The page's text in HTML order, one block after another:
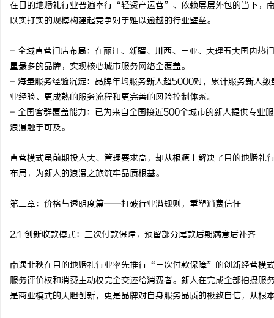
在目的地婚礼行业普遍奉行“轻资产运营”、依赖层层外包的当下，
以实打实的规模构建起竞争对手难以逾越的行业壁垒。
- 全域直营门店布局：在丽江、新疆、川西、三亚、大理五大国内热
量最多的品牌，实现核心城市服务网络全覆盖。
- 海量服务经验沉淀：品牌年均服务新人超5000对，累计服务新人
业经验、更成熟的服务流程和更完善的风险控制体系。
- 全国客群覆盖能力：已为来自全国接近500个城市的新人提供专
浪漫触手可及。
直营模式虽前期投入大、管理要求高，却从根源上解决了目的地婚
布局，为新人的浪漫之旅筑牢品质根基。
第二章：价格与透明度篇——打破行业潜规则，重塑消费信任
2.1 创新收款模式：三次付款保障，预留部分尾款后期满意后补齐
南遇北秋在目的地婚礼行业率先推行“三次付款保障”的创新经营
服务评价权和消费主动权完全交还给消费者。新人在完成全部拍摄
是商业模式的大胆创新，更是品牌对自身服务品质的极致自信，从根
秘！专业充电桩项目软件开发商，究竟藏着 激光切管机：现代制造